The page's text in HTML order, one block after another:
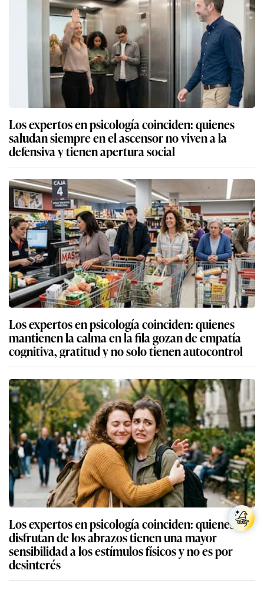
Los expertos en psicología coinciden: quienes
saludan siempre en el ascensor no viven a la
defensiva y tienen apertura social
Los expertos en psicología coinciden: quienes
mantienen la calma en la fila gozan de empatía
cognitiva, gratitud y no solo tienen autocontrol
Los expertos en psicología coinciden: quienes no
disfrutan de los abrazos tienen una mayor
sensibilidad a los estímulos físicos y no es por
desinterés